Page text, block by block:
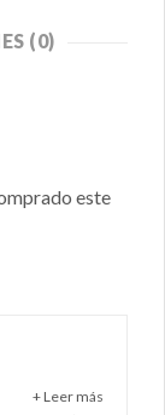
(0)
este
+ Leer más